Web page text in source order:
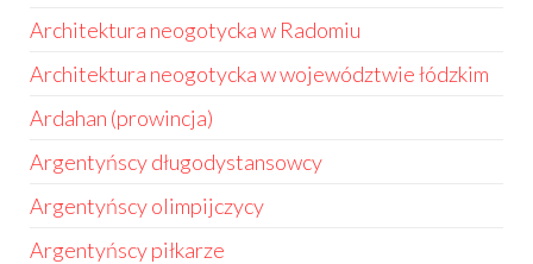
Architektura neogotycka w Radomiu
Architektura neogotycka w województwie łódzkim
Ardahan (prowincja)
Argentyńscy długodystansowcy
Argentyńscy olimpijczycy
Argentyńscy piłkarze